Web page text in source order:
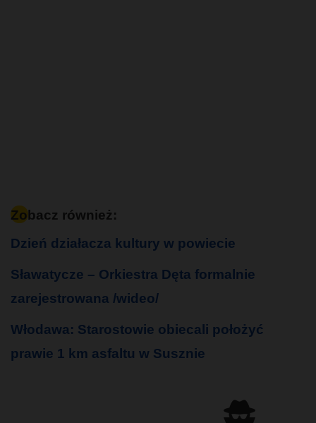
Zobacz również:
Dzień działacza kultury w powiecie
Sławatycze – Orkiestra Dęta formalnie
zarejestrowana /wideo/
Włodawa: Starostowie obiecali położyć
prawie 1 km asfaltu w Susznie